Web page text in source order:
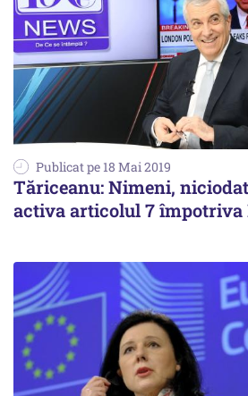
Publicat pe 18 Mai 2019
Tăriceanu: Nimeni,
activa articolul 7 împotriva